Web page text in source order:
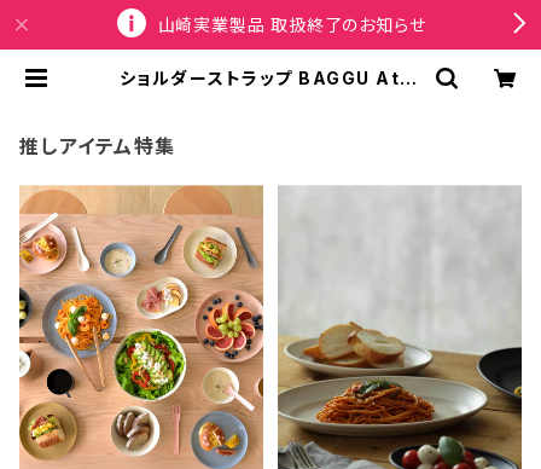
山崎実業製品 取扱終了のお知らせ
ショルダーストラップ BAGGU Atta
推しアイテム特集